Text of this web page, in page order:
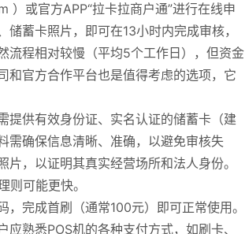
或官方APP“拉卡拉商户通”进行在线申
蓄卡照片，即可在13小时内完成审核，
流程相对较慢（平均5个工作日），但资金
和官方合作平台也是值得考虑的选项，它
提供有效身份证、实名认证的储蓄卡（建
需确保信息清晰、准确，以避免审核失
，以证明其真实经营场所和法人身份。
可能更快。
完成首刷（通常100元）即可正常使用。
熟悉POS机的各种支付方式，如刷卡、